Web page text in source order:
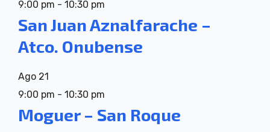
9:00 pm - 10:30 pm
San Juan Aznalfarache –
Atco. Onubense
Ago 21
9:00 pm - 10:30 pm
Moguer – San Roque